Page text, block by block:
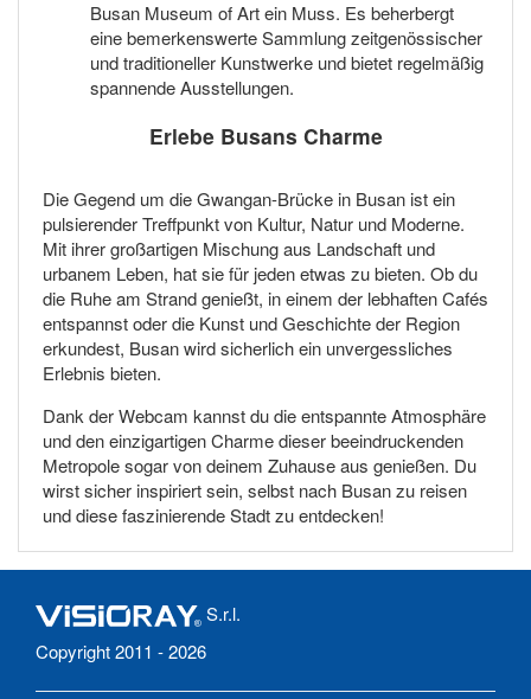
Busan Museum of Art ein Muss. Es beherbergt
eine bemerkenswerte Sammlung zeitgenössischer
und traditioneller Kunstwerke und bietet regelmäßig
spannende Ausstellungen.
Erlebe Busans Charme
Die Gegend um die Gwangan-Brücke in Busan ist ein
pulsierender Treffpunkt von Kultur, Natur und Moderne.
Mit ihrer großartigen Mischung aus Landschaft und
urbanem Leben, hat sie für jeden etwas zu bieten. Ob du
die Ruhe am Strand genießt, in einem der lebhaften Cafés
entspannst oder die Kunst und Geschichte der Region
erkundest, Busan wird sicherlich ein unvergessliches
Erlebnis bieten.
Dank der Webcam kannst du die entspannte Atmosphäre
und den einzigartigen Charme dieser beeindruckenden
Metropole sogar von deinem Zuhause aus genießen. Du
wirst sicher inspiriert sein, selbst nach Busan zu reisen
und diese faszinierende Stadt zu entdecken!
S.r.l.
Copyright 2011 - 2026